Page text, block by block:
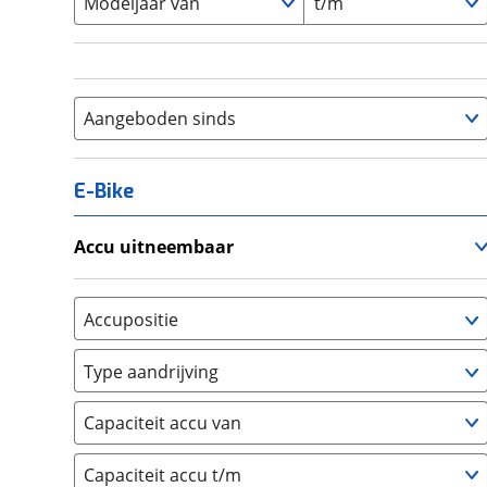
Aangeboden sinds
E-Bike
Accu uitneembaar
Nee, vast (0)
Accupositie
Bagagedrager (0)
Frame (0 )
Vloer (0
Achterbank (0)
Kofferbak (0)
Type aandrijving
Achterwiel (0)
Trapas
Voorwiel
Capaciteit accu van
Capaciteit accu t/m